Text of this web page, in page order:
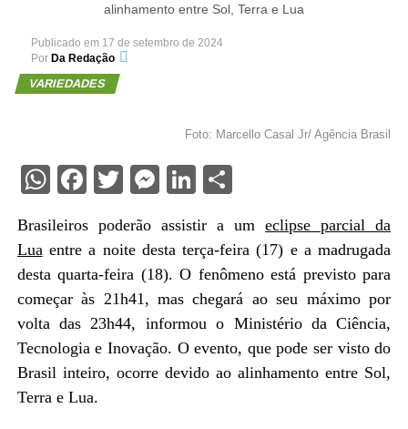
alinhamento entre Sol, Terra e Lua
Publicado em 17 de setembro de 2024
Por Da Redação
VARIEDADES
Foto: Marcello Casal Jr/ Agência Brasil
WhatsApp
Facebook
Twitter
Messenger
LinkedIn
Share
Brasileiros poderão assistir a umeclipse parcial da
Lua entre a noite desta terça-feira (17) e a madrugada
desta quarta-feira (18). O fenômeno está previsto para
começar às 21h41, mas chegará ao seu máximo por
volta das 23h44, informou o Ministério da Ciência,
Tecnologia e Inovação. O evento, que pode ser visto do
Brasil inteiro, ocorre devido ao alinhamento entre Sol,
Terra e Lua.